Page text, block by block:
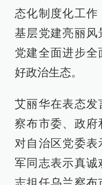
态化制度化工
基层党建亮丽
党建全面进步全
好政治生态。
艾丽华在表态发
察布市委、政府
对自治区党委
军同志表示真诚
志担任乌兰察